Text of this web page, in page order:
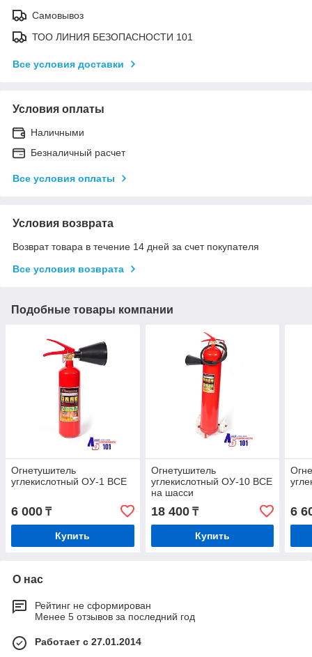
Самовывоз
ТОО ЛИНИЯ БЕЗОПАСНОСТИ 101
Все условия доставки
Условия оплаты
Наличными
Безналичный расчет
Все условия оплаты
Условия возврата
Возврат товара в течение 14 дней за счет покупателя
Все условия возврата
Подобные товары компании
Огнетушитель
углекислотный ОУ-1 ВСЕ
6 000 ₸
Купить
Огнетушитель
углекислотный ОУ-10 ВСЕ
на шасси
18 400₸
Купить
6
О нас
Рейтинг не сформирован
Менее 5 отзывов за последний год
Работает с 27.01.2014